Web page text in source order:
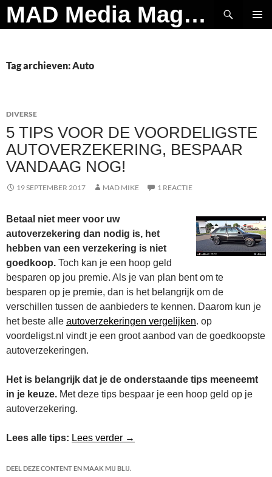
Ga
naar
MAD Media Magazine
Zoeken
Tag archieven: Auto
DIVERSE
5 TIPS VOOR DE VOORDELIGSTE
AUTOVERZEKERING, BESPAAR
VANDAAG NOG!
19 SEPTEMBER 2017 MAD MIKE 1 REACTIE
Betaal niet meer voor uw
autoverzekering dan nodig is, het
hebben van een verzekering is niet
goedkoop. Toch kan je een hoop geld
besparen op jou premie. Als je van plan bent om te
besparen op je premie, dan is het belangrijk om de
verschillen tussen de aanbieders te kennen. Daarom kun je
het beste alle autoverzekeringen vergelijken. op
voordeligst.nl vindt je een groot aanbod van de goedkoopste
autoverzekeringen.
Het is belangrijk dat je de onderstaande tips meeneemt
in je keuze. Met deze tips bespaar je een hoop geld op je
autoverzekering.
Lees alle tips: Lees verder 5 tips voor de voordeligste
→
DEEL DEZE CONTENT EN MAAK MIJ BLIJ.